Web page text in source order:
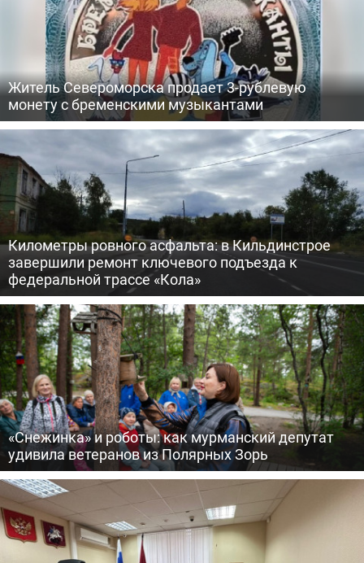
Житель Североморска продает 3-рублевую
монету с бременскими музыкантами
Километры ровного асфальта: в Кильдинстрое
завершили ремонт ключевого подъезда к
федеральной трассе «Кола»
«Снежинка» и роботы: как мурманский депутат
удивила ветеранов из Полярных Зорь